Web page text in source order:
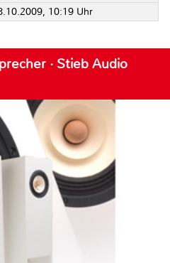
10:19 Uhr
· Stieb Audio